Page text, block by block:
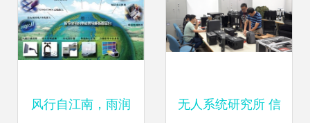
风行自江南，雨润 无人系统研究所 信